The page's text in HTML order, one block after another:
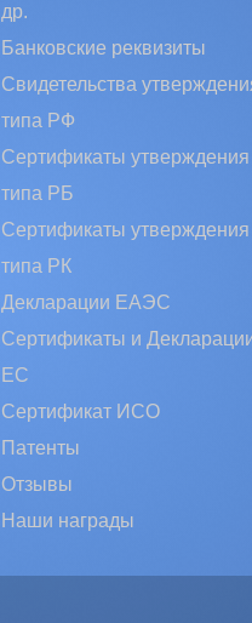
др.
Банковские реквизиты
Свидетельства
типа РФ
Сертификаты утверждения
типа РБ
Сертификаты утверждения
типа РК
Декларации ЕАЭС
Сертификаты и
EC
Сертификат ИСО
Патенты
Отзывы
Наши награды